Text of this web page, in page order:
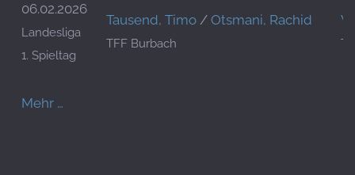
06.02.2026
Landesliga
1. Spieltag
Tausend, Timo / Otsmani, Rachid
TFF Burbach
Mehr …